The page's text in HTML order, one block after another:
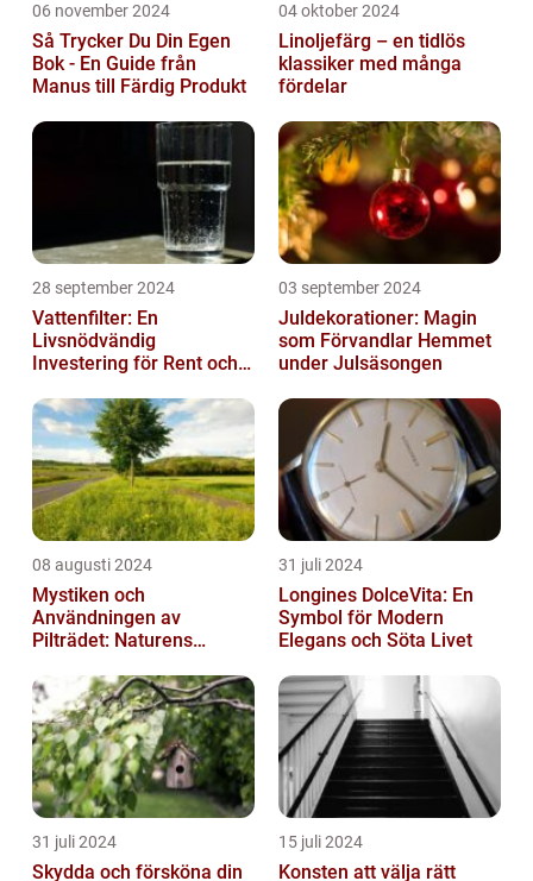
06 november 2024
Så Trycker Du Din Egen
Bok - En Guide från
Manus till Färdig Produkt
04 oktober 2024
Linoljefärg – en tidlös
klassiker med många
fördelar
28 september 2024
Vattenfilter: En
Livsnödvändig
Investering för Rent och
03 september 2024
Juldekorationer: Magin
som Förvandlar Hemmet
under Julsäsongen
08 augusti 2024
Mystiken och
Användningen av
Pilträdet: Naturens
31 juli 2024
Longines DolceVita: En
Symbol för Modern
Elegans och Söta Livet
31 juli 2024
Skydda och försköna din
15 juli 2024
Konsten att välja rätt